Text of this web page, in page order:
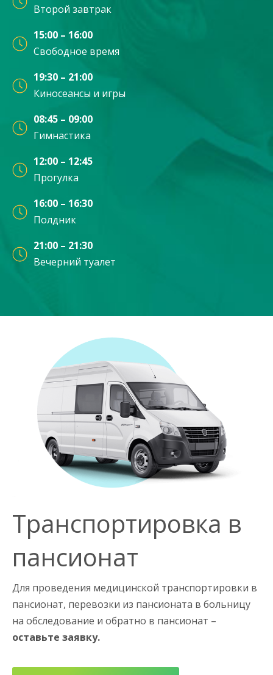
Второй завтрак
15:00 – 16:00
Свободное время
19:30 – 21:00
Киносеансы и игры
08:45 – 09:00
Гимнастика
12:00 – 12:45
Прогулка
16:00 – 16:30
Полдник
21:00 – 21:30
Вечерний туалет
Транспортировка в
пансионат
Для проведения медицинской транспортировки в
пансионат, перевозки из пансионата в больницу
на обследование и обратно в пансионат –
оставьте заявку.